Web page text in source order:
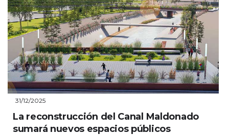
31/12/2025
La reconstrucción del Canal Maldonado
sumará nuevos espacios públicos